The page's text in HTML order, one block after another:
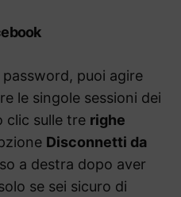
puoi agire
le singole sessioni dei
clic sulle tre righe
Disconnetti da
a destra dopo aver
se sei sicuro di